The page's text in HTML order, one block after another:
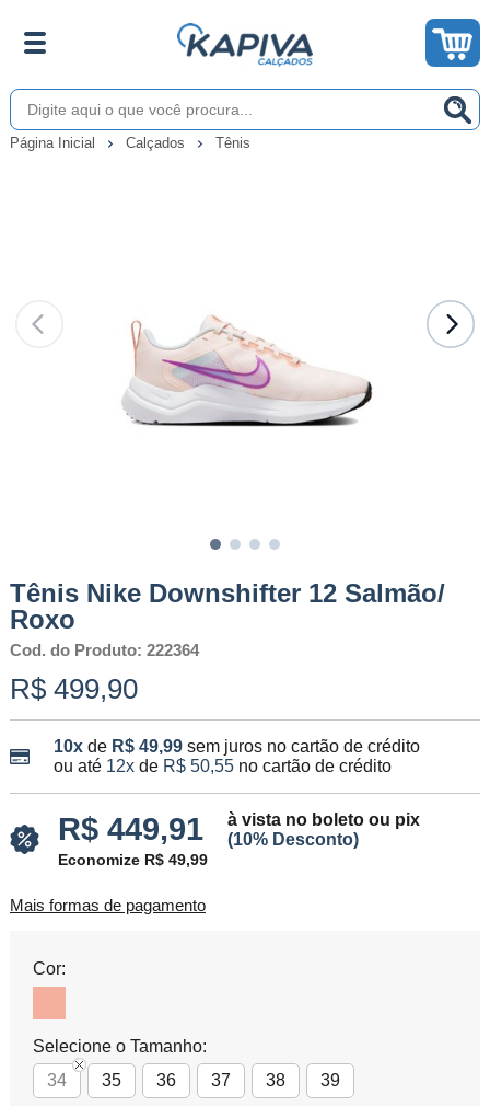
Página Inicial Calçados Tênis
Tênis Nike Downshifter 12 Salmão/
Roxo
Cod. do Produto: 222364
R$ 499,90
10xde R$ 49,99 sem juros no cartão de crédito
ou até 12xde R$ 50,55no cartão de crédito
R$ 449,91
à vista no boleto ou pix
(10% Desconto)
Economize R$ 49,99
Mais formas de pagamento
Cor:
Selecione o Tamanho:
34
35 36 37 38 39